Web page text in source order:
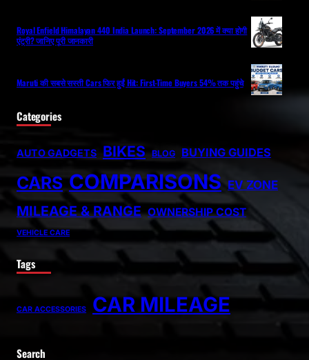
Royal Enfield Himalayan 440 India Launch: September 2026 में क्या होगी
एंट्री? जानिए पूरी जानकारी
Maruti की सबसे सस्ती Cars फिर हुईं Hit: First-Time Buyers 54% तक पहुंचे
Categories
AUTO GADGETS BIKES BLOG BUYING GUIDES
CARS COMPARISONS EV ZONE
MILEAGE & RANGE OWNERSHIP COST
VEHICLE CARE
Tags
CAR ACCESSORIES CAR MILEAGE
Search